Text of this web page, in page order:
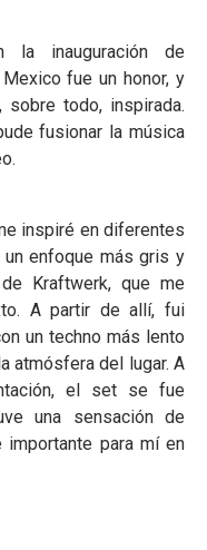
la inauguración de
fue un honor, y
todo, inspirada.
fusionar la música
inspiré en diferentes
enfoque más gris y
Kraftwerk, que me
A partir de allí, fui
un techno más lento
atmósfera del lugar. A
el set se fue
una sensación de
para mí en